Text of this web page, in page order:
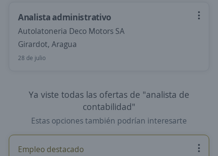
Analista administrativo
Autolatoneria Deco Motors SA
Girardot, Aragua
28 de julio
Ya viste todas las ofertas de "analista de
contabilidad"
Estas opciones también podrían interesarte
Empleo destacado